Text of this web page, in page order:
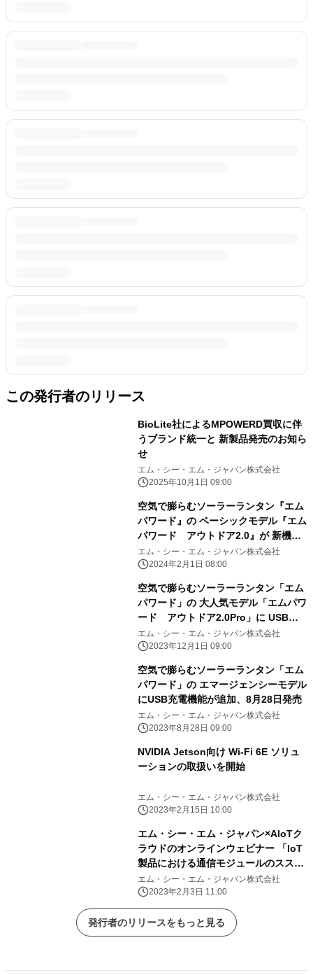
この発行者のリリース
BioLite社によるMPOWERD買収に伴
うブランド統一と 新製品発売のお知ら
せ
エム・シー・エム・ジャパン株式会社
2025年10月1日 09:00
空気で膨らむソーラーランタン『エム
パワード』の ベーシックモデル『エム
パワード アウトドア2.0』が 新機能
を追加して2月1日にリニューアル発売
エム・シー・エム・ジャパン株式会社
2024年2月1日 08:00
空気で膨らむソーラーランタン「エム
パワード」の 大人気モデル「エムパワ
ード アウトドア2.0Pro」に USB
typeCコネクタが追加、12月1日発売
エム・シー・エム・ジャパン株式会社
2023年12月1日 09:00
空気で膨らむソーラーランタン「エム
パワード」の エマージェンシーモデル
にUSB充電機能が追加、8月28日発売
エム・シー・エム・ジャパン株式会社
2023年8月28日 09:00
NVIDIA Jetson向け Wi-Fi 6E ソリュ
ーションの取扱いを開始
エム・シー・エム・ジャパン株式会社
2023年2月15日 10:00
エム・シー・エム・ジャパン×AIoTク
ラウドのオンラインウェビナー 「IoT
製品における通信モジュールのスス
メ」を2月9日に開催
エム・シー・エム・ジャパン株式会社
2023年2月3日 11:00
発行者のリリースをもっと見る